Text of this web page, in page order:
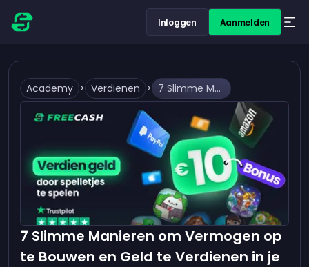
Inloggen Aanmelden
Academy > Verdienen > 7 Slimme Manieren om Vermogen op te Bouwen en Geld te Verdienen in je 30s
7 Slimme Manieren om Vermogen op
te Bouwen en Geld te Verdienen in je